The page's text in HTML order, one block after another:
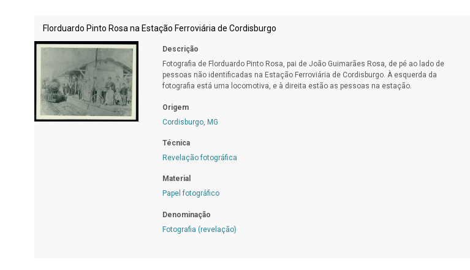
Florduardo Pinto Rosa na Estação Ferroviária de Cordisburgo
Descrição
Fotografia de Florduardo Pinto Rosa, pai de João Guimarães Rosa, de pé ao lado de
pessoas não identificadas na Estação Ferroviária de Cordisburgo. À esquerda da
fotografia está uma locomotiva, e à direita estão as pessoas na estação.
Origem
Cordisburgo, MG
Técnica
Revelação fotográfica
Material
Papel fotográfico
Denominação
Fotografia (revelação)